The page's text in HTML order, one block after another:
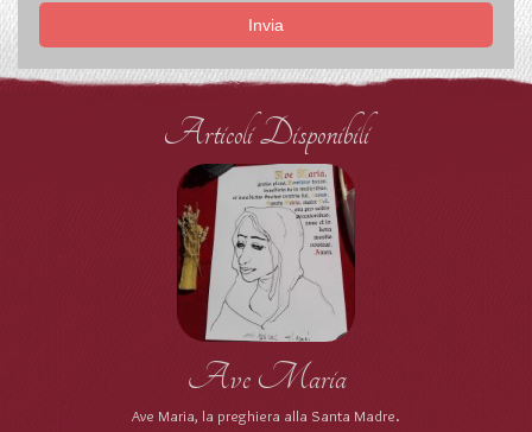
Invia
Articoli Disponibili
Ave Maria
Ave Maria, la preghiera alla Santa Madre.